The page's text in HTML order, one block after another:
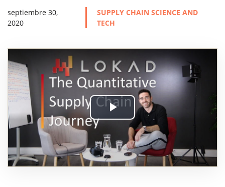
septiembre 30,
2020
SUPPLY CHAIN SCIENCE AND
TECH
Play
Video